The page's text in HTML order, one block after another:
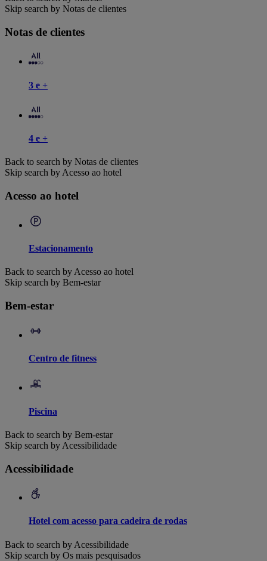
Skip search by Notas de clientes
Notas de clientes
3 e +
4 e +
Back to search by Notas de clientes
Skip search by Acesso ao hotel
Acesso ao hotel
Estacionamento
Back to search by Acesso ao hotel
Skip search by Bem-estar
Bem-estar
Centro de fitness
Piscina
Back to search by Bem-estar
Skip search by Acessibilidade
Acessibilidade
Hotel com acesso para cadeira de rodas
Back to search by Acessibilidade
Skip search by Os mais pesquisados